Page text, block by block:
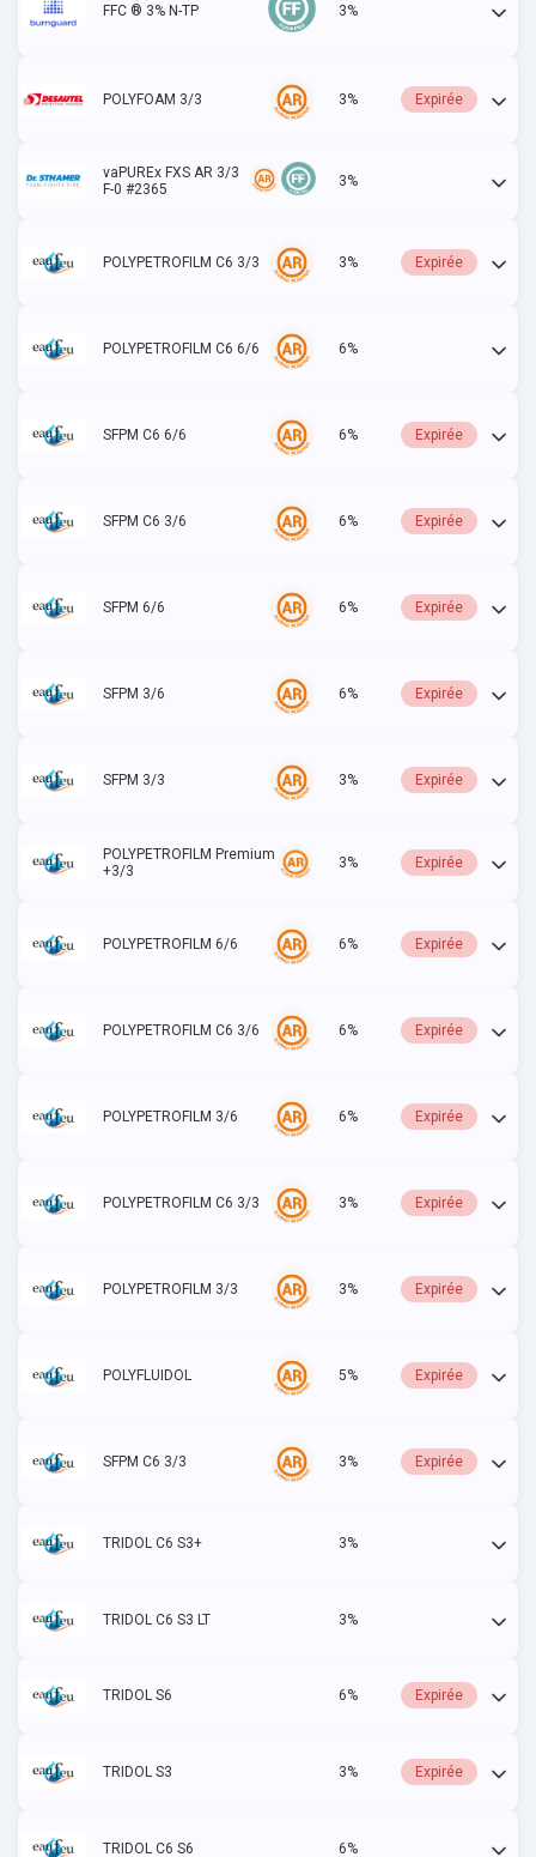
FFC ® 3% N-TP 3%
POLYFOAM 3/3 3% Expirée
vaPUREx FXS AR 3/3
F-0 #2365
3%
POLYPETROFILM C6 3/3 3% Expirée
POLYPETROFILM C6 6/6 6%
SFPM C6 6/6 6% Expirée
SFPM C6 3/6 6% Expirée
SFPM 6/6 6% Expirée
SFPM 3/6 6% Expirée
SFPM 3/3 3% Expirée
POLYPETROFILM Premium
+3/3
3% Expirée
POLYPETROFILM 6/6 6% Expirée
POLYPETROFILM C6 3/6 6% Expirée
POLYPETROFILM 3/6 6% Expirée
POLYPETROFILM C6 3/3 3% Expirée
POLYPETROFILM 3/3 3% Expirée
POLYFLUIDOL 5% Expirée
SFPM C6 3/3 3% Expirée
TRIDOL C6 S3+ 3%
TRIDOL C6 S3 LT 3%
TRIDOL S6 6% Expirée
TRIDOL S3 3% Expirée
TRIDOL C6 S6 6%